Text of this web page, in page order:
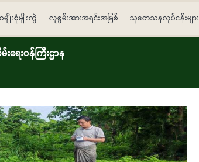
မျိုးစုံမျိုးကွဲ လူစွမ်းအားအရင်းအမြစ် သုတေသနလုပ်ငန်းများ
ေးဝန်ကြီးဌာန